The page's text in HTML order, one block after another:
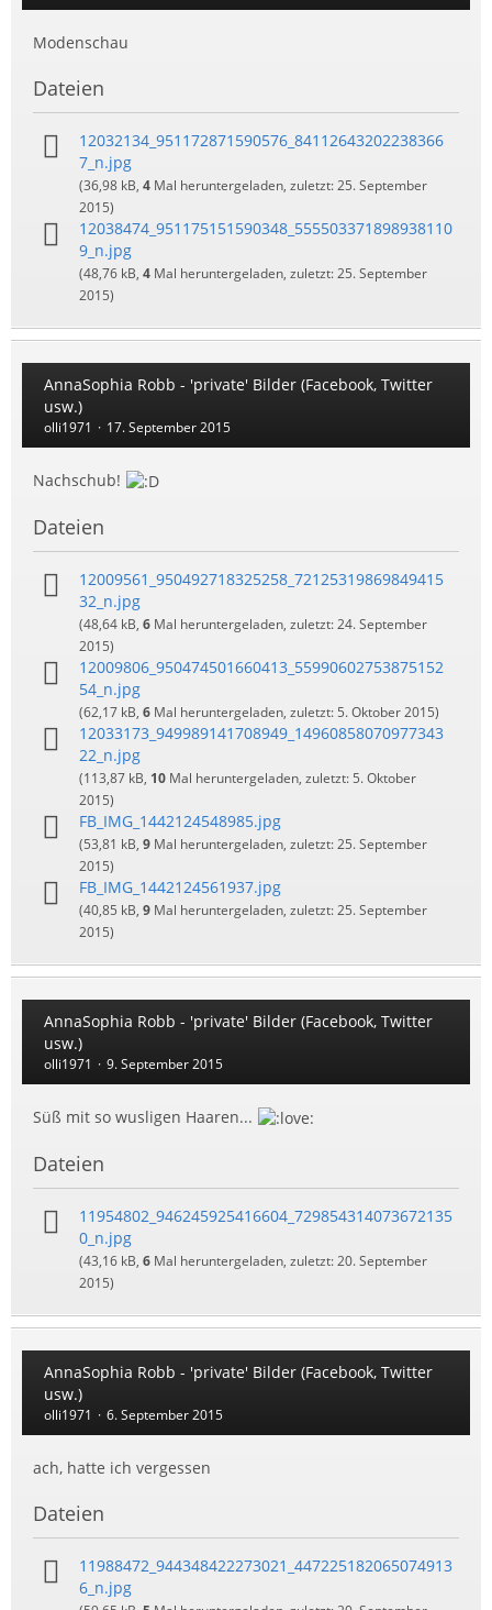
Modenschau
Dateien
12032134_951172871590576_84112643202238366
7_n.jpg
(36,98 kB, 4 Mal heruntergeladen, zuletzt:25. September
2015)
12038474_951175151590348_555503371898938110
9_n.jpg
(48,76 kB, 4 Mal heruntergeladen, zuletzt:25. September
2015)
AnnaSophia Robb - 'private' Bilder (Facebook, Twitter
usw.)
olli1971 17. September 2015
Nachschub!
Dateien
12009561_950492718325258_72125319869849415
32_n.jpg
(48,64 kB, 6 Mal heruntergeladen, zuletzt:24. September
2015)
12009806_950474501660413_55990602753875152
54_n.jpg
(62,17 kB, 6 Mal heruntergeladen, zuletzt: 5. Oktober 2015)
12033173_949989141708949_14960858070977343
22_n.jpg
(113,87 kB, 10 Mal heruntergeladen, zuletzt: 5. Oktober
2015)
FB_IMG_1442124548985.jpg
(53,81 kB, 9 Mal heruntergeladen, zuletzt:25. September
2015)
FB_IMG_1442124561937.jpg
(40,85 kB, 9 Mal heruntergeladen, zuletzt:25. September
2015)
AnnaSophia Robb - 'private' Bilder (Facebook, Twitter
usw.)
olli1971 9. September 2015
Süß mit so wusligen Haaren...
Dateien
11954802_946245925416604_729854314073672135
0_n.jpg
(43,16 kB, 6 Mal heruntergeladen, zuletzt:20. September
2015)
AnnaSophia Robb - 'private' Bilder (Facebook, Twitter
usw.)
olli1971 6. September 2015
ach, hatte ich vergessen
Dateien
11988472_944348422273021_447225182065074913
6_n.jpg